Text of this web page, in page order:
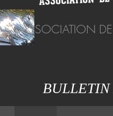
ASSOCIATION